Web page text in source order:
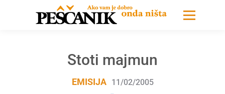
Stoti majmun
EMISIJA 11/02/2005